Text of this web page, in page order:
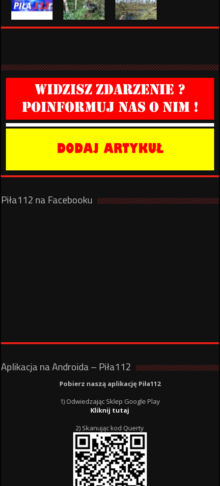
Piła112 na Facebooku
Aplikacja na Androida – Piła112
Pobierz naszą aplikację Piła112
1) Odwiedzając Sklep Google Play
Kliknij tutaj
2) Skanując kod Querty